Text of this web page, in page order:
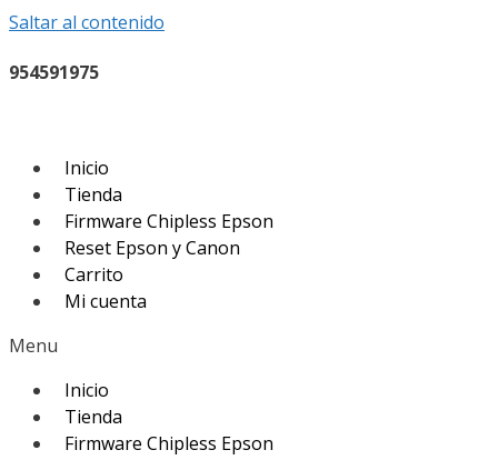
Saltar al contenido
954591975
Inicio
Tienda
Firmware Chipless Epson
Reset Epson y Canon
Carrito
Mi cuenta
Menu
Inicio
Tienda
Firmware Chipless Epson